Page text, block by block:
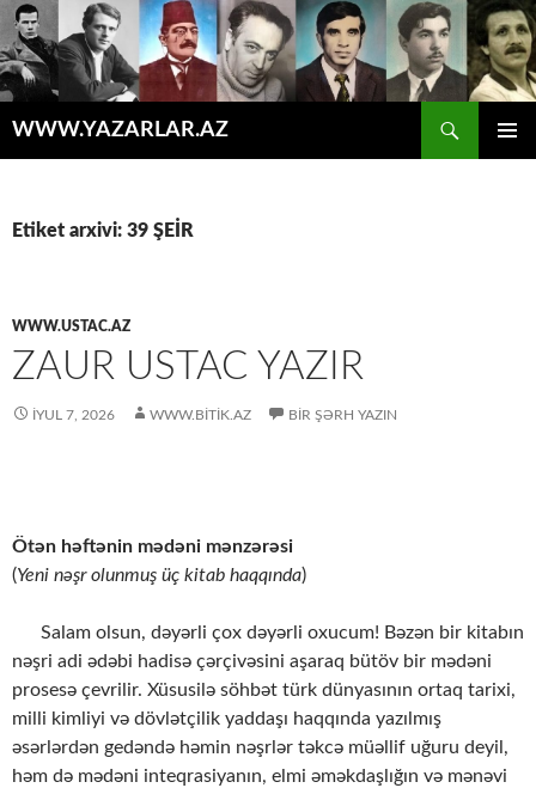
WWW.YAZARLAR.AZ
Etiket arxivi: 39 ŞEİR
WWW.USTAC.AZ
ZAUR USTAC YAZIR
İYUL 7, 2026 WWW.BITIK.AZ BIR ŞƏRH YAZIN
Ötən həftənin mədəni mənzərəsi
(Yeni nəşr olunmuş üç kitab haqqında)
Salam olsun, dəyərli çox dəyərli oxucum! Bəzən bir kitabın
nəşri adi ədəbi hadisə çərçivəsini aşaraq bütöv bir mədəni
prosesə çevrilir. Xüsusilə söhbət türk dünyasının ortaq tarixi,
milli kimliyi və dövlətçilik yaddaşı haqqında yazılmış
əsərlərdən gedəndə həmin nəşrlər təkcə müəllif uğuru deyil,
həm də mədəni inteqrasiyanın, elmi əməkdaşlığın və mənəvi